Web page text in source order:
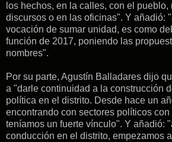
los hechos, en la calles, con el pueblo,
discursos o en las oficinas". Y añadió:
vocación de sumar unidad, es como
función de 2017, poniendo las
nombres".
Por su parte, Agustín Balladares dijo
a "darle continuidad a la construcción
política en el distrito. Desde hace un
encontrando con sectores políticos
teníamos un fuerte vínculo". Y añadió:
conducción en el distrito, empezamos